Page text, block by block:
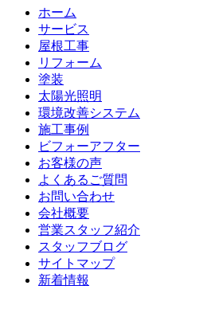
ホーム
サービス
屋根工事
リフォーム
塗装
太陽光照明
環境改善システム
施工事例
ビフォーアフター
お客様の声
よくあるご質問
お問い合わせ
会社概要
営業スタッフ紹介
スタッフブログ
サイトマップ
新着情報